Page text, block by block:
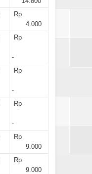
Rp
4.000
Rp
-
Rp
-
Rp
-
Rp
9.000
Rp
9.000